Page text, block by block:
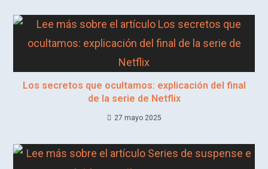
Los secretos que ocultamos: explicación del final
de la serie de Netflix
27 mayo 2025